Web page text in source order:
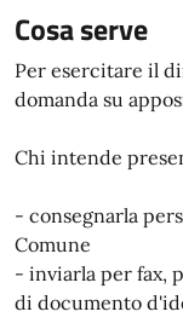
Cosa serve
Per esercitare il
domanda su
Chi intende
- consegnarla
Comune
- inviarla per fax,
di documento